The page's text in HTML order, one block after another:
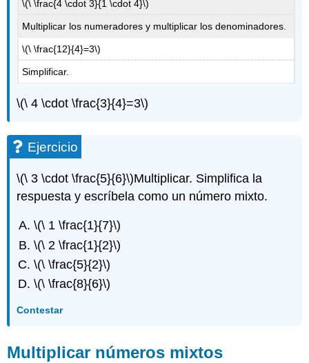
\(\ \frac{4 \cdot 3}{1 \cdot 4}\)
Multiplicar los numeradores y multiplicar los denominadores.
\(\ \frac{12}{4}=3\)
Simplificar.
\(\ 4 \cdot \frac{3}{4}=3\)
Ejercicio
\(\ 3 \cdot \frac{5}{6}\)Multiplicar. Simplifica la
respuesta y escríbela como un número mixto.
\(\ 1 \frac{1}{7}\)
\(\ 2 \frac{1}{2}\)
\(\ \frac{5}{2}\)
\(\ \frac{8}{6}\)
Contestar
Multiplicar números mixtos